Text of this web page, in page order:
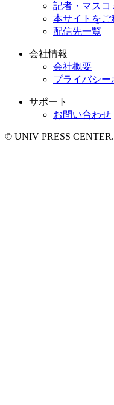
記者・マスコ
本サイトをご
配信先一覧
会社情報
会社概要
プライバシー
サポート
お問い合わせ
© UNIV PRESS